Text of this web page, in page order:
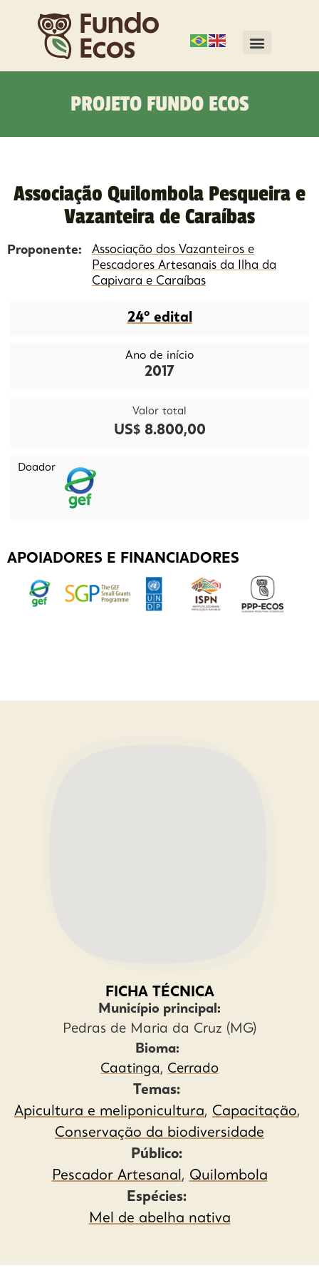
PROJETO FUNDO ECOS
Associação Quilombola Pesqueira e
Vazanteira de Caraíbas
Proponente: Associação dos Vazanteiros e
Pescadores Artesanais da Ilha da
Capivara e Caraíbas
24º edital
Ano de início
2017
Valor total
US$ 8.800,00
Doador
APOIADORES E FINANCIADORES
FICHA TÉCNICA
Município principal:
Pedras de Maria da Cruz (MG)
Bioma:
Caatinga, Cerrado
Temas:
Apicultura e meliponicultura, Capacitação,
Conservação da biodiversidade
Público:
Pescador Artesanal , Quilombola
Espécies:
Mel de abelha nativa